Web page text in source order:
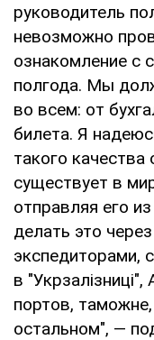
руководитель
невозможно
ознакомление с
полгода. Мы
во всем: от
билета. Я
такого
существует в
отправляя его
делать это
экспедиторами,
в
портов,
остальном", —